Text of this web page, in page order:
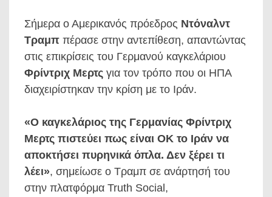
Σήμερα ο Αμερικανός πρόεδρος Ντόναλντ
Τραμπ πέρασε στην αντεπίθεση, απαντώντας
στις επικρίσεις του Γερμανού καγκελάριου
Φρίντριχ Μερτς για τον τρόπο που οι ΗΠΑ
διαχειρίστηκαν την κρίση με το Ιράν.
«Ο καγκελάριος της Γερμανίας Φρίντριχ
Μερτς πιστεύει πως είναι ΟΚ το Ιράν να
αποκτήσει πυρηνικά όπλα. Δεν ξέρει τι
λέει», σημείωσε ο Τραμπ σε ανάρτησή του
στην πλατφόρμα Truth Social,